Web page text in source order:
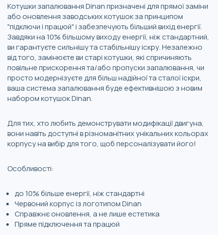
Котушки запалювання Dinan призначені для прямої заміни
або оновлення заводських котушок за принципом
"підключи і працюй" і забезпечують більший вихід енергії.
Завдяки на 10% більшому виходу енергії, ніж стандартний,
ви гарантуєте сильнішу та стабільнішу іскру. Незалежно
від того, замінюєте ви старі котушки, які спричиняють
повільне прискорення та/або пропуски запалювання, чи
просто модернізуєте для більш надійної та сталої іскри,
ваша система запалювання буде ефективнішою з новим
набором котушок Dinan.
Для тих, хто любить демонструвати модифікації двигуна,
вони навіть доступні в різноманітних унікальних кольорах
корпусу на вибір для того, щоб персоналізувати його!
Особливості:
до 10% більше енергії, ніж стандартні
Червоний корпус із логотипом Dinan
Справжнє оновлення, а не лише естетика
Пряме підключення та працюй